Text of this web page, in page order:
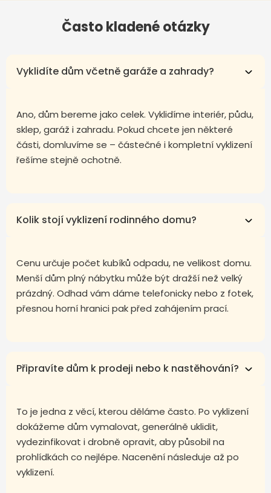
Často kladené otázky
Vyklidíte dům včetně garáže a zahrady?
Ano, dům bereme jako celek. Vyklidíme interiér, půdu,
sklep, garáž i zahradu. Pokud chcete jen některé
části, domluvíme se – částečné i kompletní vyklizení
řešíme stejně ochotně.
Kolik stojí vyklizení rodinného domu?
Cenu určuje počet kubíků odpadu, ne velikost domu.
Menší dům plný nábytku může být dražší než velký
prázdný. Odhad vám dáme telefonicky nebo z fotek,
přesnou horní hranici pak před zahájením prací.
Připravíte dům k prodeji nebo k nastěhování?
To je jedna z věcí, kterou děláme často. Po vyklizení
dokážeme dům vymalovat, generálně uklidit,
vydezinfikovat i drobně opravit, aby působil na
prohlídkách co nejlépe. Nacenění následuje až po
vyklizení.